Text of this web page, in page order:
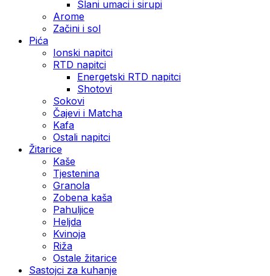
Slani umaci i sirupi
Arome
Začini i sol
Pića
Ionski napitci
RTD napitci
Energetski RTD napitci
Shotovi
Sokovi
Čajevi i Matcha
Kafa
Ostali napitci
Žitarice
Kaše
Tjestenina
Granola
Zobena kaša
Pahuljice
Heljda
Kvinoja
Riža
Ostale žitarice
Sastojci za kuhanje